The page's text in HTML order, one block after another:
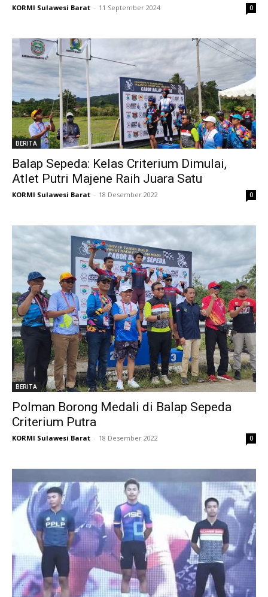
KORMI Sulawesi Barat - 11 September 2024 0
BERITA
Balap Sepeda: Kelas Criterium Dimulai,
Atlet Putri Majene Raih Juara Satu
KORMI Sulawesi Barat - 18 Desember 2022 0
BERITA
Polman Borong Medali di Balap Sepeda
Criterium Putra
KORMI Sulawesi Barat - 18 Desember 2022 0